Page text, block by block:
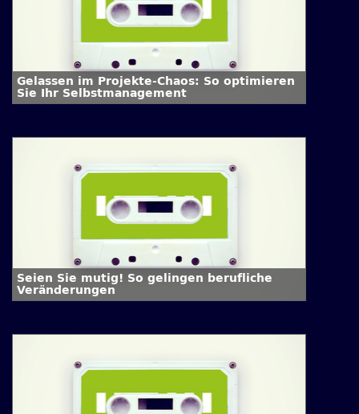
Gelassen im Projekte-Chaos: So optimieren
Sie Ihr Selbstmanagement
Seien Sie mutig! So gelingen berufliche
Veränderungen